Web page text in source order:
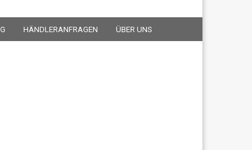
HÄNDLERANFRAGEN ÜBER UNS